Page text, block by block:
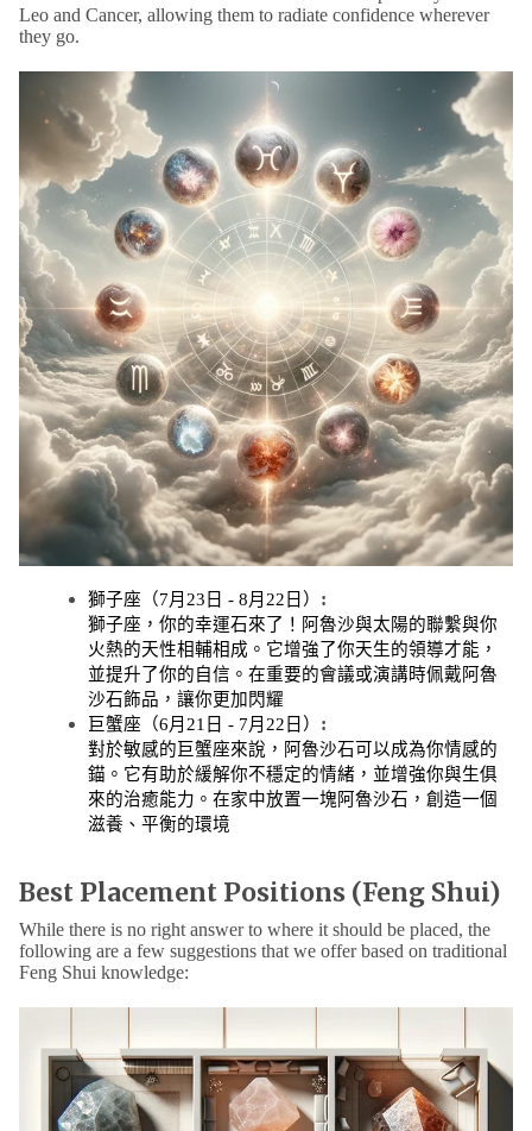
Leo and Cancer, allowing them to radiate confidence wherever
they go.
獅子座（7月23日 - 8月22日） :
獅子座，你的幸運石來了！阿魯沙與太陽的聯繫與你
火熱的天性相輔相成。它增強了你天生的領導才能，
並提升了你的自信。在重要的會議或演講時佩戴阿魯
沙石飾品，讓你更加閃耀
巨蟹座（6月21日 - 7月22日） :
對於敏感的巨蟹座來說，阿魯沙石可以成為你情感的
錨。它有助於緩解你不穩定的情緒，並增強你與生俱
來的治癒能力。在家中放置一塊阿魯沙石，創造一個
滋養、平衡的環境
Best Placement Positions (Feng Shui)
While there is no right answer to where it should be placed, the
following are a few suggestions that we offer based on traditional
Feng Shui knowledge: